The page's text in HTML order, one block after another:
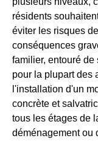
résidents
éviter les risques
conséquences
familier, entouré de
pour la plupart des
l'installation d'un
concrète et
tous les étages de
déménagement ou